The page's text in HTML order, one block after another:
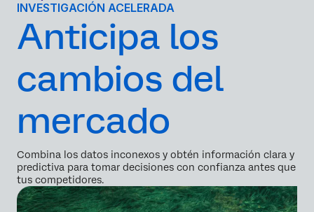
INVESTIGACIÓN ACELERADA
Anticipa los
cambios del
mercado
Combina los datos inconexos y obtén información clara y
predictiva para tomar decisiones con confianza antes que
tus competidores.